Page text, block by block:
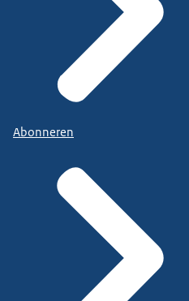
Abonneren